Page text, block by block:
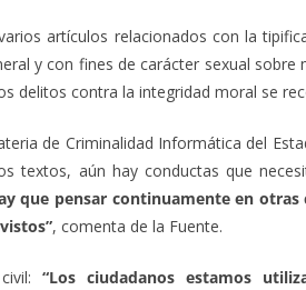
artículos relacionados con la
y con fines de carácter sexual sobre
delitos contra la integridad moral se
de Criminalidad Informática del
textos, aún hay conductas que
que pensar continuamente en otras
, comenta de la Fuente.
civil:“Los ciudadanos estamos